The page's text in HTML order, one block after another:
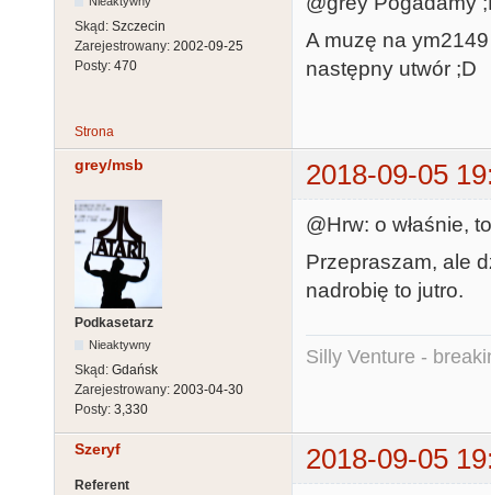
Skąd: Szczecin
Zarejestrowany: 2002-09-25
Posty: 470
A muzę na
następny utwór ;D
Strona
grey/msb 2018-09-05
Podkasetarz
Nieaktywny
Skąd: Gdańsk
Zarejestrowany: 2003-04-30
Posty: 3,330
@Hrw: o właśnie,
Przepraszam, ale
nadrobię to jutro.
Silly Venture -
Szeryf 2018-09-05
Referent